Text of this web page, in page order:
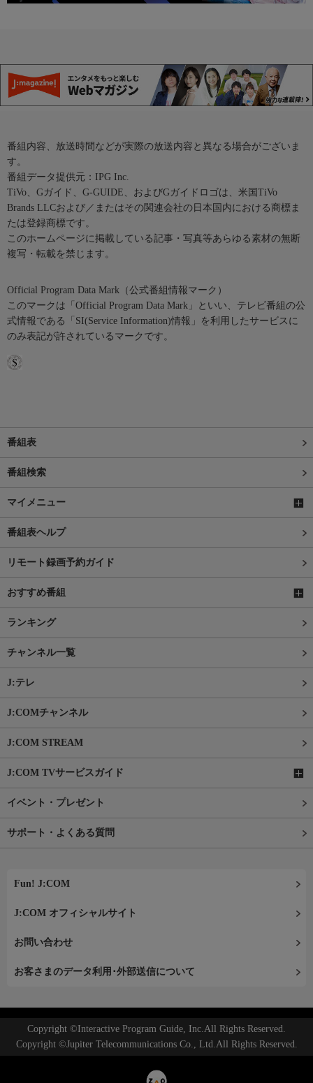
番組内容、放送時間などが実際の放送内容と異なる場合がございま
す。
番組データ提供元：IPG Inc.
TiVo、Gガイド、G-GUIDE、およびGガイドロゴは、米国TiVo
Brands LLCおよび／またはその関連会社の日本国内における商標ま
たは登録商標です。
このホームページに掲載している記事・写真等あらゆる素材の無断
複写・転載を禁じます。
Official Program Data Mark（公式番組情報マーク）
このマークは「Official Program Data Mark」といい、テレビ番組の公
式情報である「SI(Service Information)情報」を利用したサービスに
のみ表記が許されているマークです。
番組表
番組検索
マイメニュー
番組表ヘルプ
リモート録画予約ガイド
おすすめ番組
ランキング
チャンネル一覧
J:テレ
J:COMチャンネル
J:COM STREAM
J:COM TVサービスガイド
イベント・プレゼント
サポート・よくある質問
Fun! J:COM
J:COM オフィシャルサイト
お問い合わせ
お客さまのデータ利用･外部送信について
Copyright ©Interactive Program Guide, Inc.All Rights Reserved.
Copyright ©Jupiter Telecommunications Co., Ltd.All Rights Reserved.